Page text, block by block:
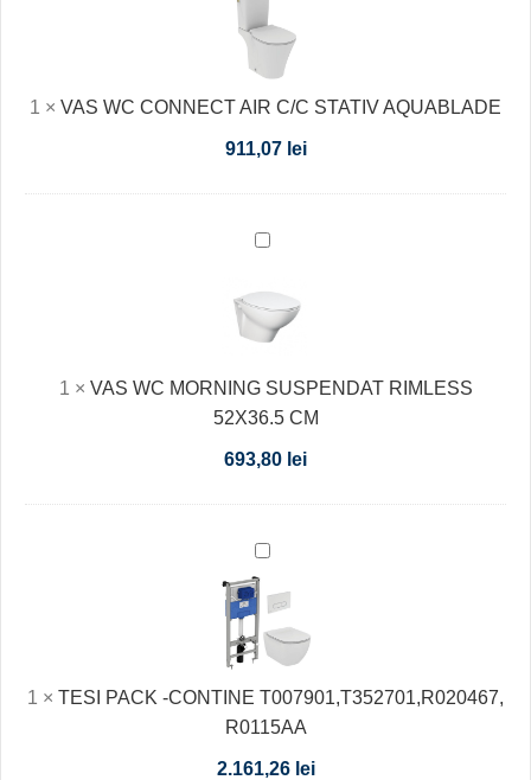
CONNECT
AIR
C/C
STATIV
AQUABLADE
1 × VAS WC CONNECT AIR C/C STATIV AQUABLADE
911,07 lei
VAS
MORNING
SUSPENDAT
52X36.5
CM
1 × VAS WC MORNING SUSPENDAT RIMLESS
52X36.5 CM
693,80 lei
TESI
PACK
-
CONTINE
T007901,T352701,R020467,
R0115AA
1 × TESI PACK -CONTINE T007901,T352701,R020467,
R0115AA
2.161,26 lei